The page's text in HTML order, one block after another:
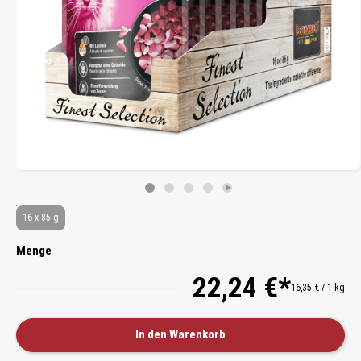
16 x 85 g
Menge
22,24 €*16,35 € / 1 kg
In den Warenkorb